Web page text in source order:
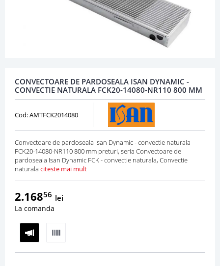
CONVECTOARE DE PARDOSEALA ISAN DYNAMIC -
CONVECTIE NATURALA FCK20-14080-NR110 800 MM
Cod: AMTFCK2014080
Convectoare de pardoseala Isan Dynamic - convectie naturala
FCK20-14080-NR110 800 mm preturi, seria Convectoare de
pardoseala Isan Dynamic FCK - convectie naturala, Convectie
naturala citeste mai mult
2.16856 lei
La comanda